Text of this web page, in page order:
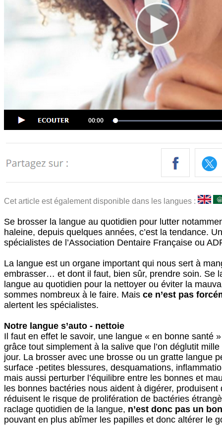
Cet article est également disponible dans les langues :
Se brosser la langue au quotidien pour lutter
haleine, depuis quelques années, c’est la tendance.
spécialistes de l’Association Dentaire Française ou
La langue est un organe important qui nous sert à
embrasser… et dont il faut, bien sûr, prendre soin. Se
langue au quotidien pour la nettoyer ou éviter la
sommes nombreux à le faire. Mais ce n’est pas
alertent les spécialistes.
Notre langue s’auto - nettoie
Il faut en effet le savoir, une langue « en bonne santé
grâce tout simplement à la salive que l’on déglutit
jour. La brosser avec une brosse ou un gratte langue
surface -petites blessures, desquamations,
mais aussi perturber l’équilibre entre les bonnes et
les bonnes bactéries nous aident à digérer, produisent
réduisent le risque de prolifération de bactéries
raclage quotidien de la langue, n’est donc pas un
pouvant en plus abîmer les papilles et donc altérer le